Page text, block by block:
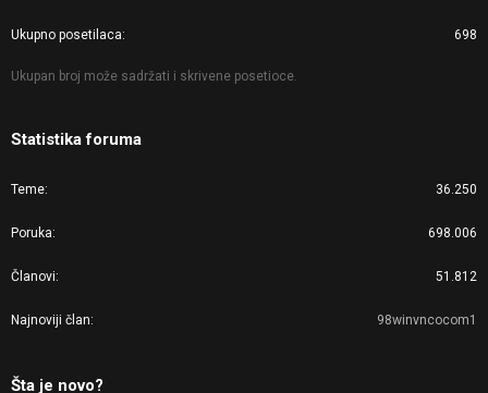
Ukupno posetilaca 698
Ukupan broj može sadržati i skrivene posetioce.
Statistika foruma
Teme 36.250
Poruka 698.006
Članovi 51.812
Najnoviji član 98winvncocom1
Šta je novo?